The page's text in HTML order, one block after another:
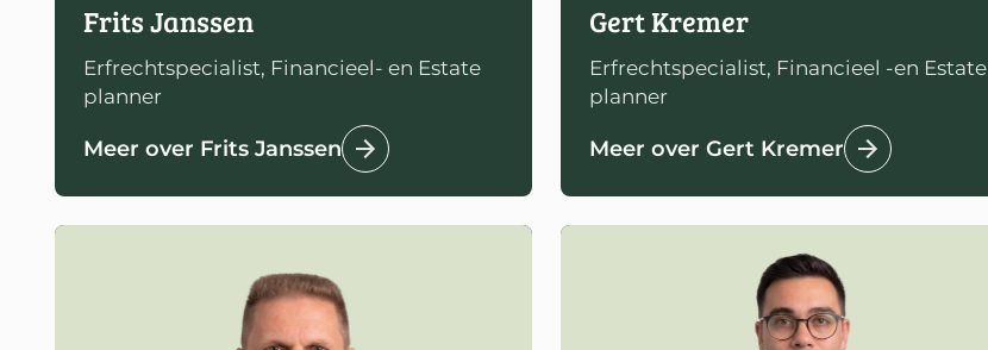
Frits Janssen
Erfrechtspecialist, Financieel- en Estate
planner
Meer over Frits Janssen
Gert Kremer
Erfrechtspecialist, Financieel -en Estate
planner
Meer over Gert Kremer